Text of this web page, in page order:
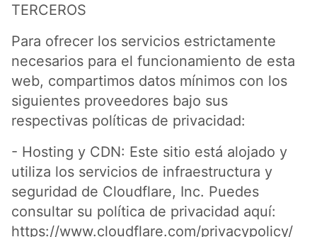
TERCEROS
Para ofrecer los servicios estrictamente
necesarios para el funcionamiento de esta
web, compartimos datos mínimos con los
siguientes proveedores bajo sus
respectivas políticas de privacidad:
- Hosting y CDN: Este sitio está alojado y
utiliza los servicios de infraestructura y
seguridad de Cloudflare, Inc. Puedes
consultar su política de privacidad aquí:
https://www.cloudflare.com/privacypolicy/